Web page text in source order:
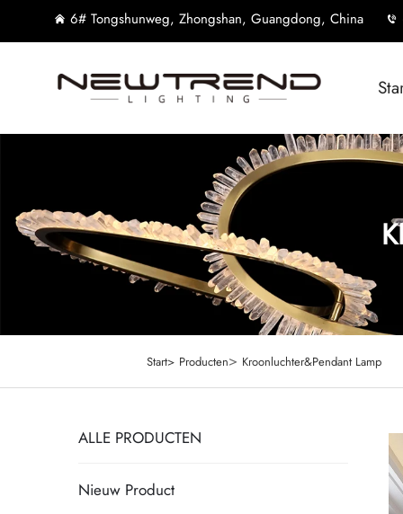
6# Tongshunweg, Zhongshan, Guangdong, China
Start> Producten> Kroonluchter&Pendant Lamp
ALLE PRODUCTEN
Nieuw Product